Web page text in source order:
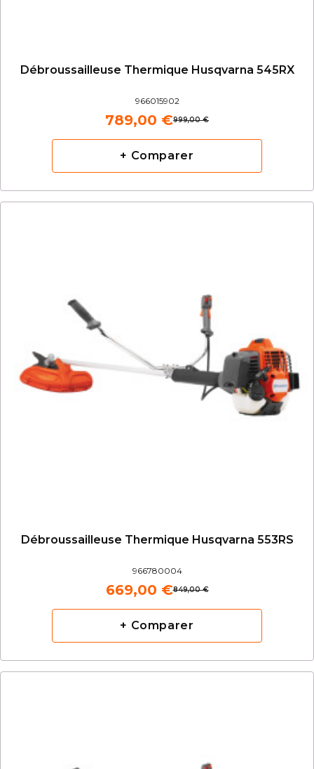
Débroussailleuse Thermique Husqvarna 545RX
966015902
999,00 €
789,00 €
+ Comparer
Débroussailleuse Thermique Husqvarna 553RS
966780004
849,00 €
669,00 €
+ Comparer